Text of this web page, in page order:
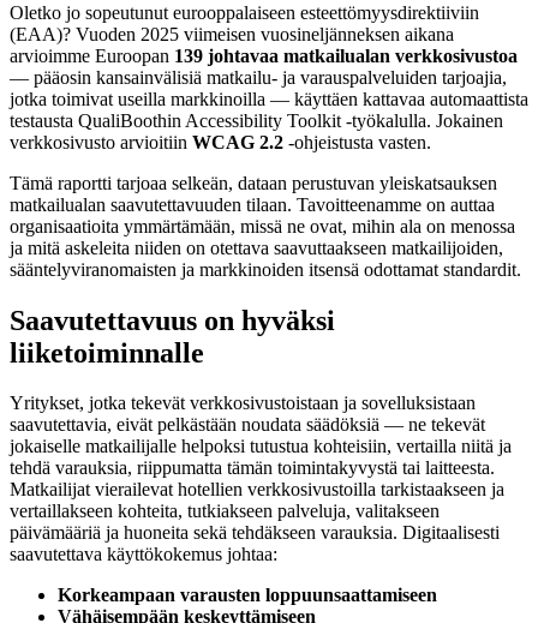
Oletko jo sopeutunut eurooppalaiseen esteettömyysdirektiiviin
(EAA)? Vuoden 2025 viimeisen vuosineljänneksen aikana
arvioimme Euroopan 139 johtavaa matkailualan verkkosivustoa
— pääosin kansainvälisiä matkailu- ja varauspalveluiden tarjoajia,
jotka toimivat useilla markkinoilla — käyttäen kattavaa automaattista
testausta QualiBoothin Accessibility Toolkit -työkalulla. Jokainen
verkkosivusto arvioitiin WCAG 2.2 -ohjeistusta vasten.
Tämä raportti tarjoaa selkeän, dataan perustuvan yleiskatsauksen
matkailualan saavutettavuuden tilaan. Tavoitteenamme on auttaa
organisaatioita ymmärtämään, missä ne ovat, mihin ala on menossa
ja mitä askeleita niiden on otettava saavuttaakseen matkailijoiden,
sääntelyviranomaisten ja markkinoiden itsensä odottamat standardit.
Saavutettavuus on hyväksi
liiketoiminnalle
Yritykset, jotka tekevät verkkosivustoistaan ja sovelluksistaan
saavutettavia, eivät pelkästään noudata säädöksiä — ne tekevät
jokaiselle matkailijalle helpoksi tutustua kohteisiin, vertailla niitä ja
tehdä varauksia, riippumatta tämän toimintakyvystä tai laitteesta.
Matkailijat vierailevat hotellien verkkosivustoilla tarkistaakseen ja
vertaillakseen kohteita, tutkiakseen palveluja, valitakseen
päivämääriä ja huoneita sekä tehdäkseen varauksia. Digitaalisesti
saavutettava käyttökokemus johtaa:
Korkeampaan varausten loppuunsaattamiseen
Vähäisempään keskeyttämiseen